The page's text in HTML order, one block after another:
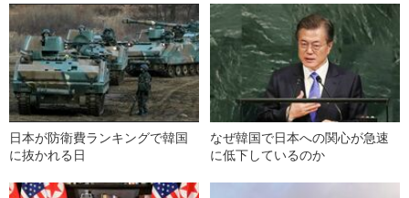
日本が防衛費ランキングで韓国
に抜かれる日
なぜ韓国で日本への関心が急速
に低下しているのか